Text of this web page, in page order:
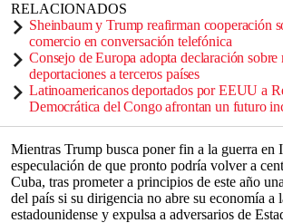
RELACIONADOS
Sheinbaum y Trump reafirman cooperación
comercio en conversación telefónica
Consejo de Europa adopta declaración
deportaciones a terceros países
Latinoamericanos deportados por EEUU a
Democrática del Congo afrontan un futuro
Mientras Trump busca poner fin a la guerra en
especulación de que pronto podría volver a
Cuba, tras prometer a principios de este año
del país si su dirigencia no abre su economía a
estadounidense y expulsa a adversarios de